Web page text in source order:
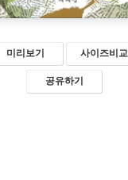
미리보기 사이즈비교
공유하기